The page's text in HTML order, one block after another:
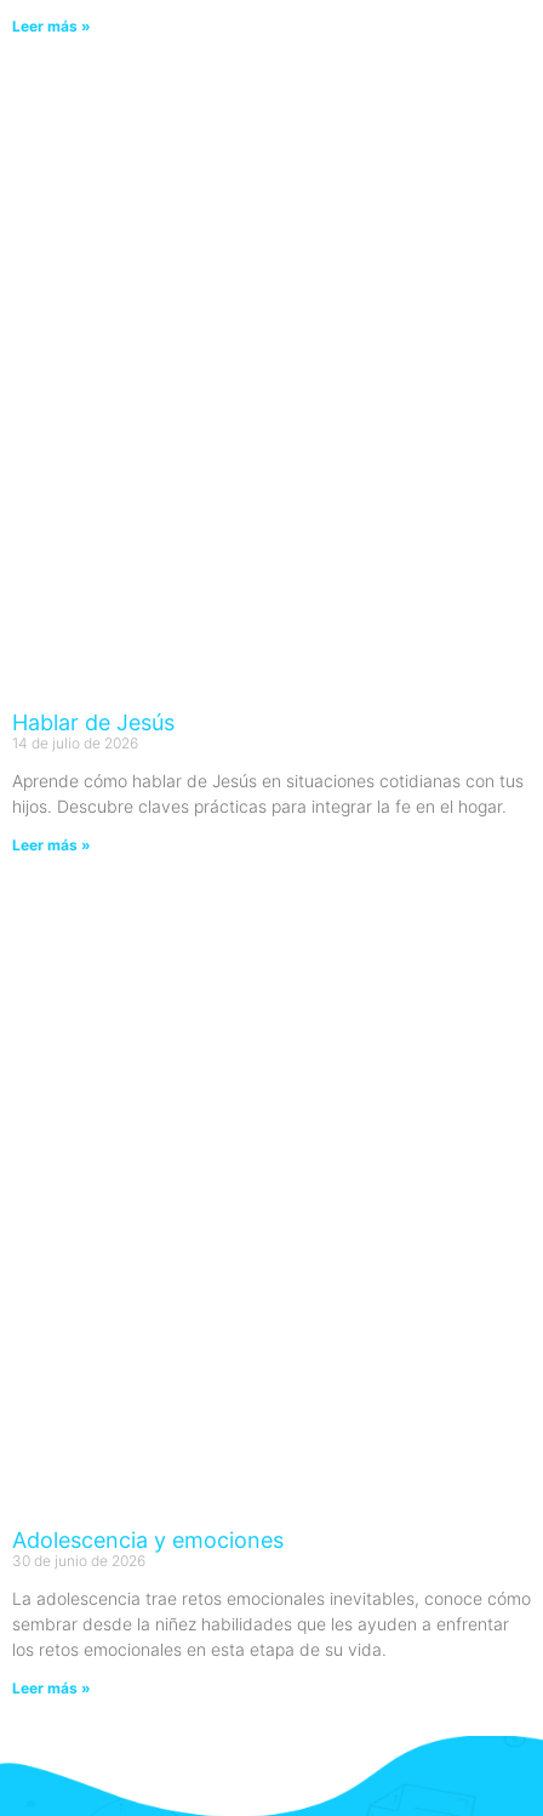
Leer más »
Hablar de Jesús
14 de julio de 2026
Aprende cómo hablar de Jesús en situaciones cotidianas con tus
hijos. Descubre claves prácticas para integrar la fe en el hogar.
Leer más »
Adolescencia y emociones
30 de junio de 2026
La adolescencia trae retos emocionales inevitables, conoce cómo
sembrar desde la niñez habilidades que les ayuden a enfrentar
los retos emocionales en esta etapa de su vida.
Leer más »